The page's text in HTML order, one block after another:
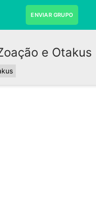
ENVIAR GRUPO
e Otakus